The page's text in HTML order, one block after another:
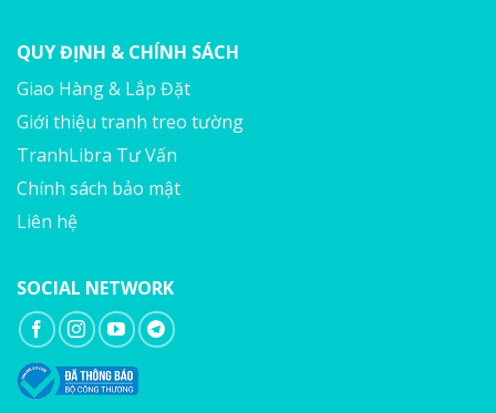
QUY ĐỊNH & CHÍNH SÁCH
Giao Hàng & Lắp Đặt
Giới thiệu tranh treo tường
TranhLibra Tư Vấn
Chính sách bảo mật
Liên hệ
SOCIAL NETWORK